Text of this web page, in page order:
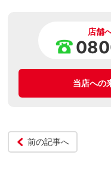
店舗
当店への
前の記事へ